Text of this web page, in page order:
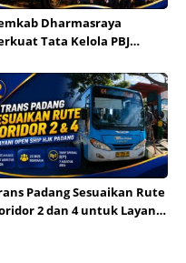
Dharmasraya
Tata Kelola PBJ
Mitigasi Risiko Hukum
Padang Sesuaikan Rute
2 dan 4 untuk Layani